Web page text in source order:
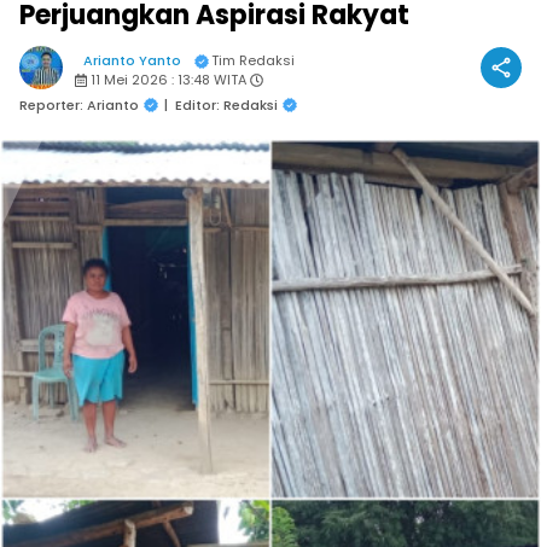
Perjuangkan Aspirasi Rakyat
Arianto Yanto
Tim Redaksi
11 Mei 2026 : 13:48 WITA
Reporter: Arianto
| Editor: Redaksi